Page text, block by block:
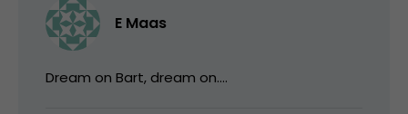
E Maas
Dream on Bart, dream on….